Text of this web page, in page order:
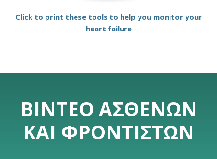
Click to print these tools to help you monitor your
heart failure
ΒΊΝΤΕΟ ΑΣΘΕΝΏΝ
ΚΑΙ ΦΡΟΝΤΙΣΤΏΝ